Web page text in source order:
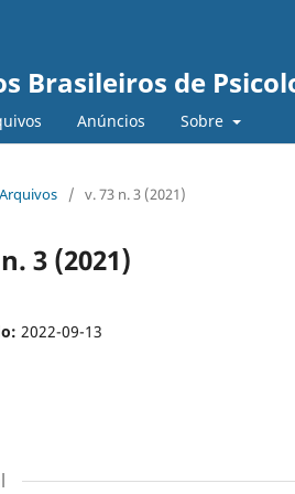
Brasileiros de
Anúncios Sobre
Arquivos / v. 73 n. 3 (2021)
3 (2021)
2022-09-13